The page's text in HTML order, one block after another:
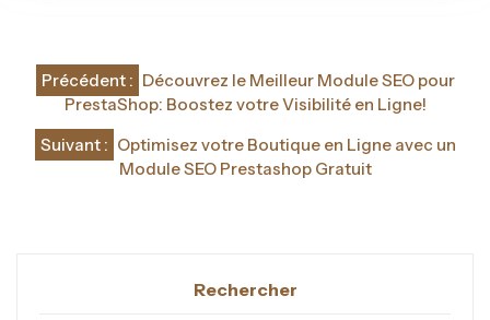
Navigation
l’article
Précédent : Découvrez le Meilleur Module SEO pour
PrestaShop: Boostez votre Visibilité en Ligne!
Suivant : Optimisez votre Boutique en Ligne avec un
Module SEO Prestashop Gratuit
Rechercher